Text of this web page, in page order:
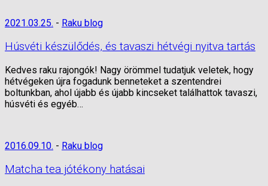
2021.03.25. - Raku blog
Húsvéti készülődés, és tavaszi hétvégi nyitva tartás
Kedves raku rajongók! Nagy örömmel tudatjuk veletek, hogy
hétvégeken újra fogadunk benneteket a szentendrei
boltunkban, ahol újabb és újabb kincseket találhattok tavaszi,
húsvéti és egyéb…
2016.09.10. - Raku blog
Matcha tea jótékony hatásai